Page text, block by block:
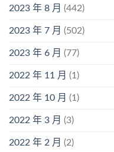
2023 年 8 月 (442)
2023 年 7 月 (502)
2023 年 6 月 (77)
2022 年 11 月 (1)
2022 年 10 月 (1)
2022 年 3 月 (3)
2022 年 2 月 (2)